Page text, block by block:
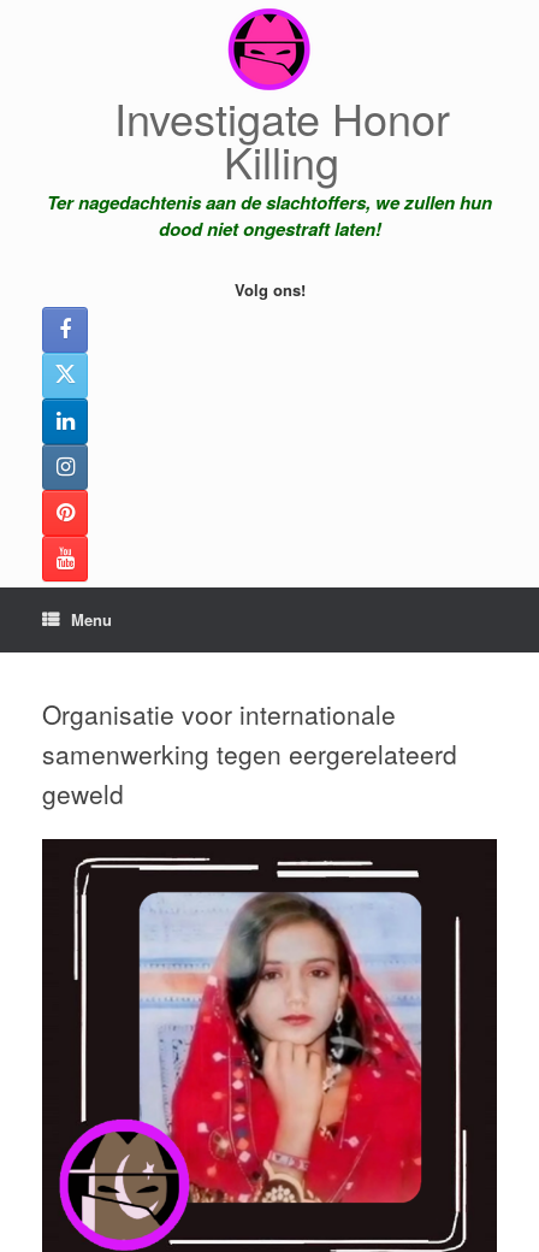
Investigate Honor
Killing
Ter nagedachtenis aan de slachtoffers, we zullen hun
dood niet ongestraft laten!
Volg ons!
Menu
Organisatie voor internationale
samenwerking tegen eergerelateerd
geweld